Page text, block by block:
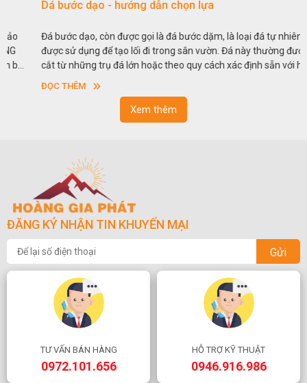
Dá bước dạo - hướng dẫn chọn lựa
Đá bước dạo, còn được gọi là đá bước dặm, là loại đá tự nhiên
được sử dụng để tạo lối đi trong sân vườn. Đá này thường được
cắt từ những trụ đá lớn hoặc theo quy cách xác định sẵn với hình
vuông hoặc hình chữ nhật và có độ dày khác nhau.
ĐỌC THÊM
Xem thêm
ĐĂNG KÝ NHẬN TIN KHUYẾN MẠI
Gửi
TƯ VẤN BÁN HÀNG
0972.101.656
HỖ TRỢ KỸ THUẬT
0946.916.986